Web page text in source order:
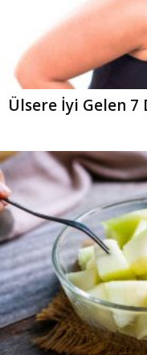
Ülsere İyi Gelen 7